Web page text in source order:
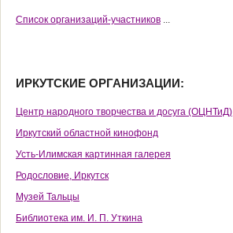
Cписок организаций-участников ...
ИРКУТСКИЕ ОРГАНИЗАЦИИ:
Центр народного творчества и досуга (ОЦНТиД)
Иркутский областной кинофонд
Усть-Илимская картинная галерея
Родословие, Иркутск
Музей Тальцы
Библиотека им. И. П. Уткина